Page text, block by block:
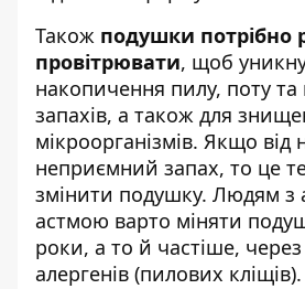
Також подушки потрібно
провітрювати, щоб
накопичення пилу, поту
запахів, а також для
мікроорганізмів. Якщо від
неприємний запах, то це
змінити подушку. Людям з
астмою варто міняти
роки, а то й частіше,
алергенів (пилових кліщів).